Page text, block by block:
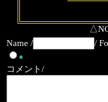
Name /
/
●
コメント/